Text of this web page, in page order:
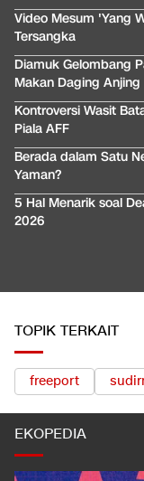
Video Mesum 'Yang
Tersangka
Diamuk Gelombang
Makan Daging Anjing
Kontroversi Wasit
Piala AFF
Berada dalam Satu
Yaman?
5 Hal Menarik soal
2026
TOPIK TERKAIT
freeport
EKOPEDIA